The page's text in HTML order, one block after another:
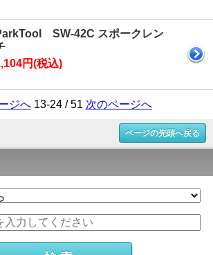
SW-42C スポークレン
円(税込)
ジへ13-24 / 51 次のページへ
ページの先頭へ戻る